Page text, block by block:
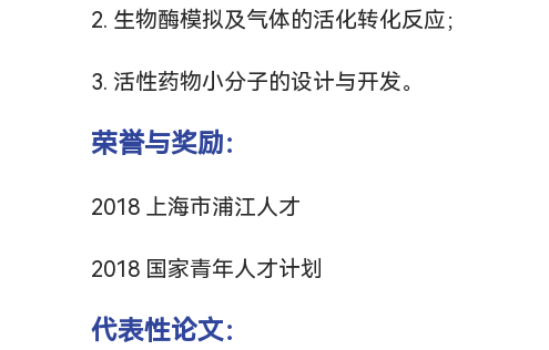
2. 生物酶模拟及气体的活化转化反应；
3. 活性药物小分子的设计与开发。
荣誉与奖励：
2018 上海市浦江人才
2018 国家青年人才计划
代表性论文：